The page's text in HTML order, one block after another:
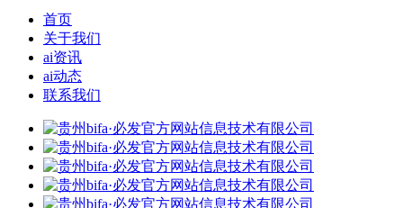
首页
关于我们
ai资讯
ai动态
联系我们